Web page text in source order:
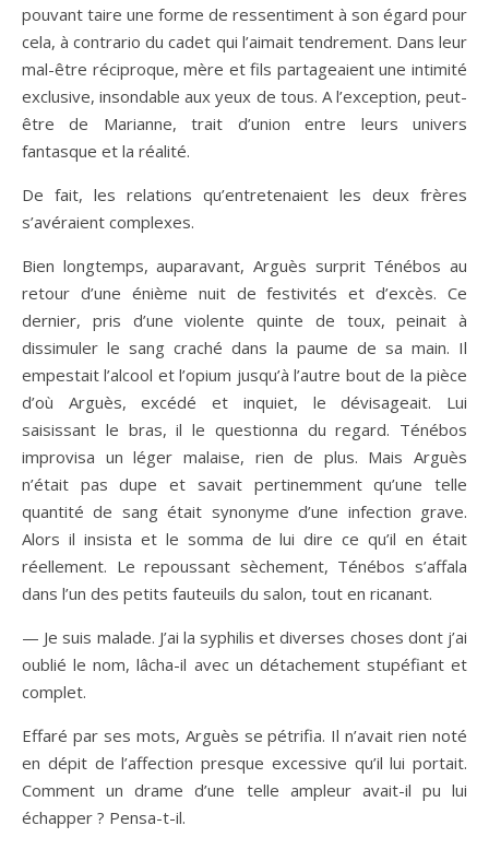
pouvant taire une forme de ressentiment à son égard pour
cela, à contrario du cadet qui l’aimait tendrement. Dans leur
mal-être réciproque, mère et fils partageaient une intimité
exclusive, insondable aux yeux de tous. A l’exception, peut-
être de Marianne, trait d’union entre leurs univers
fantasque et la réalité.
De fait, les relations qu’entretenaient les deux frères
s’avéraient complexes.
Bien longtemps, auparavant, Arguès surprit Ténébos au
retour d’une énième nuit de festivités et d’excès. Ce
dernier, pris d’une violente quinte de toux, peinait à
dissimuler le sang craché dans la paume de sa main. Il
empestait l’alcool et l’opium jusqu’à l’autre bout de la pièce
d’où Arguès, excédé et inquiet, le dévisageait. Lui
saisissant le bras, il le questionna du regard. Ténébos
improvisa un léger malaise, rien de plus. Mais Arguès
n’était pas dupe et savait pertinemment qu’une telle
quantité de sang était synonyme d’une infection grave.
Alors il insista et le somma de lui dire ce qu’il en était
réellement. Le repoussant sèchement, Ténébos s’affala
dans l’un des petits fauteuils du salon, tout en ricanant.
— Je suis malade. J’ai la syphilis et diverses choses dont j’ai
oublié le nom, lâcha-il avec un détachement stupéfiant et
complet.
Effaré par ses mots, Arguès se pétrifia. Il n’avait rien noté
en dépit de l’affection presque excessive qu’il lui portait.
Comment un drame d’une telle ampleur avait-il pu lui
échapper ? Pensa-t-il.